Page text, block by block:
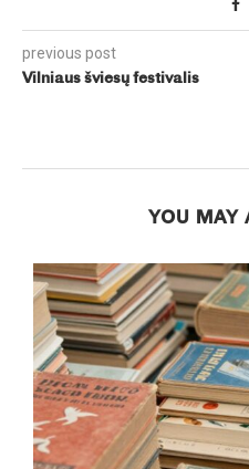
previous post
Vilniaus šviesų festivalis
YOU MAY